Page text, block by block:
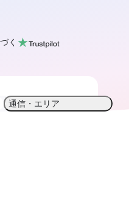
く
通信・エリア